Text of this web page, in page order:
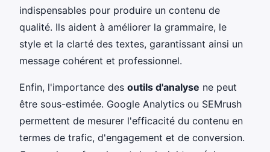
indispensables pour produire un contenu de
qualité. Ils aident à améliorer la grammaire, le
style et la clarté des textes, garantissant ainsi un
message cohérent et professionnel.
Enfin, l'importance des outils d'analyse ne peut
être sous-estimée. Google Analytics ou SEMrush
permettent de mesurer l'efficacité du contenu en
termes de trafic, d'engagement et de conversion.